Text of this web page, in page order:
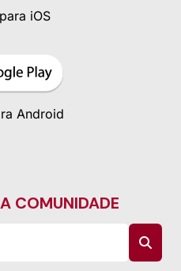
iOS
Android
COMUNIDADE